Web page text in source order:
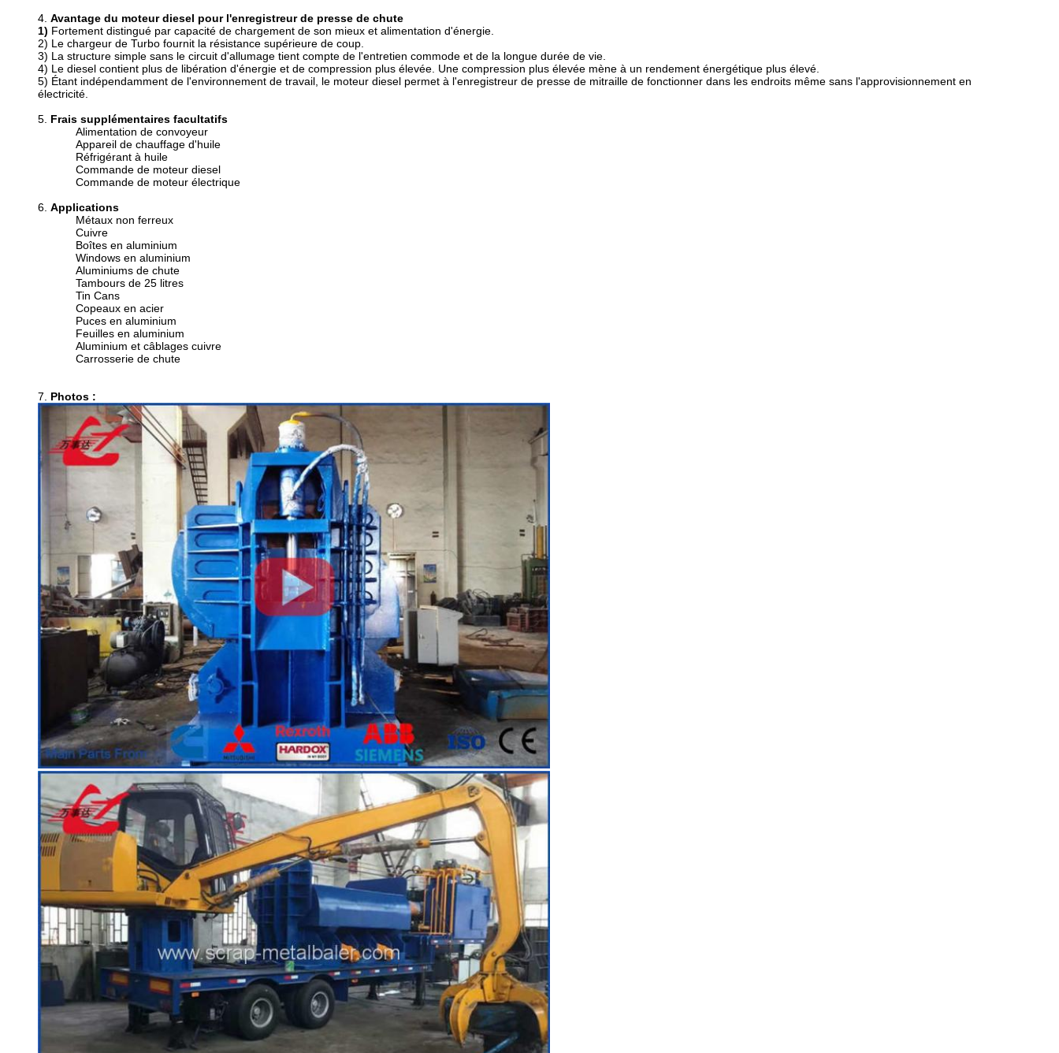
4. Avantage du moteur diesel pour l'enregistreur de presse de chute
1) Fortement distingué par capacité de chargement de son mieux et alimentation d'énergie.
2) Le chargeur de Turbo fournit la résistance supérieure de coup.
3) La structure simple sans le circuit d'allumage tient compte de l'entretien commode et de la longue durée de vie.
4) Le diesel contient plus de libération d'énergie et de compression plus élevée. Une compression plus élevée mène à un rendement énergétique plus élevé.
5) Étant indépendamment de l'environnement de travail, le moteur diesel permet à l'enregistreur de presse de mitraille de fonctionner dans les endroits même sans l'approvisionnement en
électricité.
5. Frais supplémentaires facultatifs
Alimentation de convoyeur
Appareil de chauffage d'huile
Réfrigérant à huile
Commande de moteur diesel
Commande de moteur électrique
6. Applications
Métaux non ferreux
Cuivre
Boîtes en aluminium
Windows en aluminium
Aluminiums de chute
Tambours de 25 litres
Tin Cans
Copeaux en acier
Puces en aluminium
Feuilles en aluminium
Aluminium et câblages cuivre
Carrosserie de chute
7. Photos :